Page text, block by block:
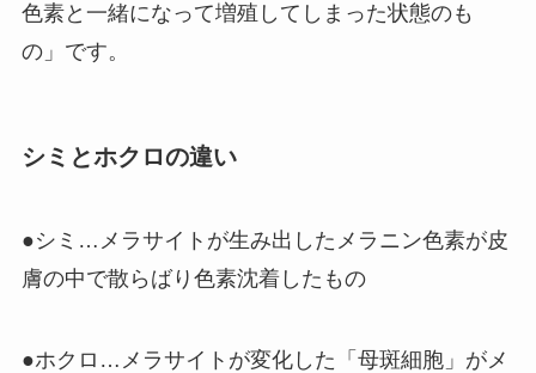
色素と一緒になって増殖してしまった状態のも
の」です。
シミとホクロの違い
●シミ…メラサイトが生み出したメラニン色素が皮
膚の中で散らばり色素沈着したもの
●ホクロ…メラサイトが変化した「母斑細胞」がメ